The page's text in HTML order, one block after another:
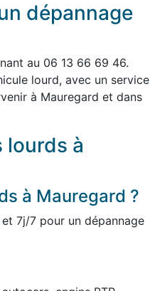
dépannage
au 06 13 66 69 46.
lourd, avec un service
à Mauregard et dans
lourds à
à Mauregard ?
7j/7 pour un dépannage